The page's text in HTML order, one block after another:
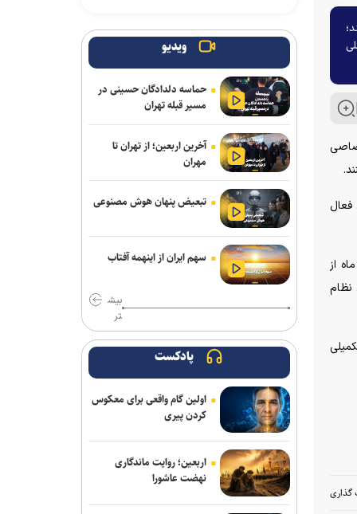
فعال
خواهد شد و بازدید از آن در روز‌های ۱۰ و ۱۱ خرداد ماه از
نظام
گذاری
آزمایش‌های امنیتی تأیید کرد
راهی تلویزیون‌های های‌سنس شد
برنامه ما گسترش استفاده از هوش
مصنوعی در همه بخش‌های پست است
مکالمات متنی برای کاربران رایگان چت
جی پی تی نامحدود شد
سهم ایران از «ابر ال‌نینو» احتمال افزایش
بارش است نه تضمین پایان خشکسالی
قابلیت رزرو هتل و سفارش غذا به دستیار
حضور ۲۰۰ شرکت‌کننده از ۱۴ کشور در
المپیک فناوری ۲۰۲۶
صاحب کمپین داستانی جدیدی شد
روایت نخستین نگاه انسان به سلول‌های
بدن خود
چگونه زبان بدن در شبکه‌های اجتماعی
شکل گرفت
ویدیو
حماسه دلدادگان حسینی در
مسیر قبله تهران
آخرین اربعین؛ از تهران تا
مهران
تبعیض پنهان هوش مصنوعی
سهم ایران از اینهمه آفتاب
بیش
تر
پادکست
اولین گام واقعی برای معکوس
کردن پیری
اربعین؛ روایت ماندگاری
نهضت عاشورا